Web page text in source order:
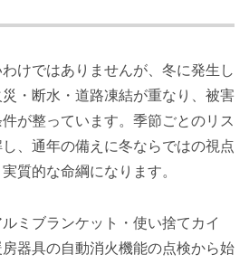
けではありませんが、冬に発生し
・断水・道路凍結が重なり、被害
が整っています。季節ごとのリス
、通年の備えに冬ならではの視点
質的な命綱になります。
ミブランケット・使い捨てカイ
器具の自動消火機能の点検から始